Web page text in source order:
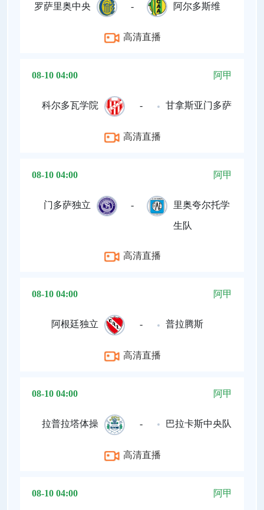
罗萨里奥中央 - 阿尔多斯维
高清直播
08-10 04:00 阿甲
科尔多瓦学院 - 甘拿斯亚门多萨
高清直播
08-10 04:00 阿甲
门多萨独立 - 里奥夸尔托学
生队
高清直播
08-10 04:00 阿甲
阿根廷独立 - 普拉腾斯
高清直播
08-10 04:00 阿甲
拉普拉塔体操 - 巴拉卡斯中央队
高清直播
08-10 04:00 阿甲